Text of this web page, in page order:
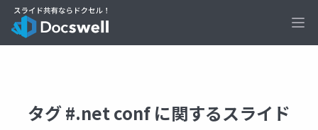
タグ #.net conf に関するスライド